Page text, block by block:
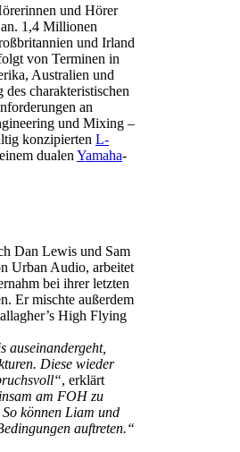
und Hörer
1,4 Millionen
und Irland
von Terminen in
Australien und
charakteristischen
an
und Mixing –
konzipierten L-
dualen Yamaha-
Dan Lewis und Sam
Urban Audio, arbeitet
bei ihrer letzten
Er mischte außerdem
High Flying
auseinandergeht,
Diese wieder
, erklärt
am FOH zu
können Liam und
auftreten.“